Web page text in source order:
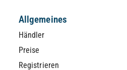
Allgemeines
Händler
Preise
Registrieren